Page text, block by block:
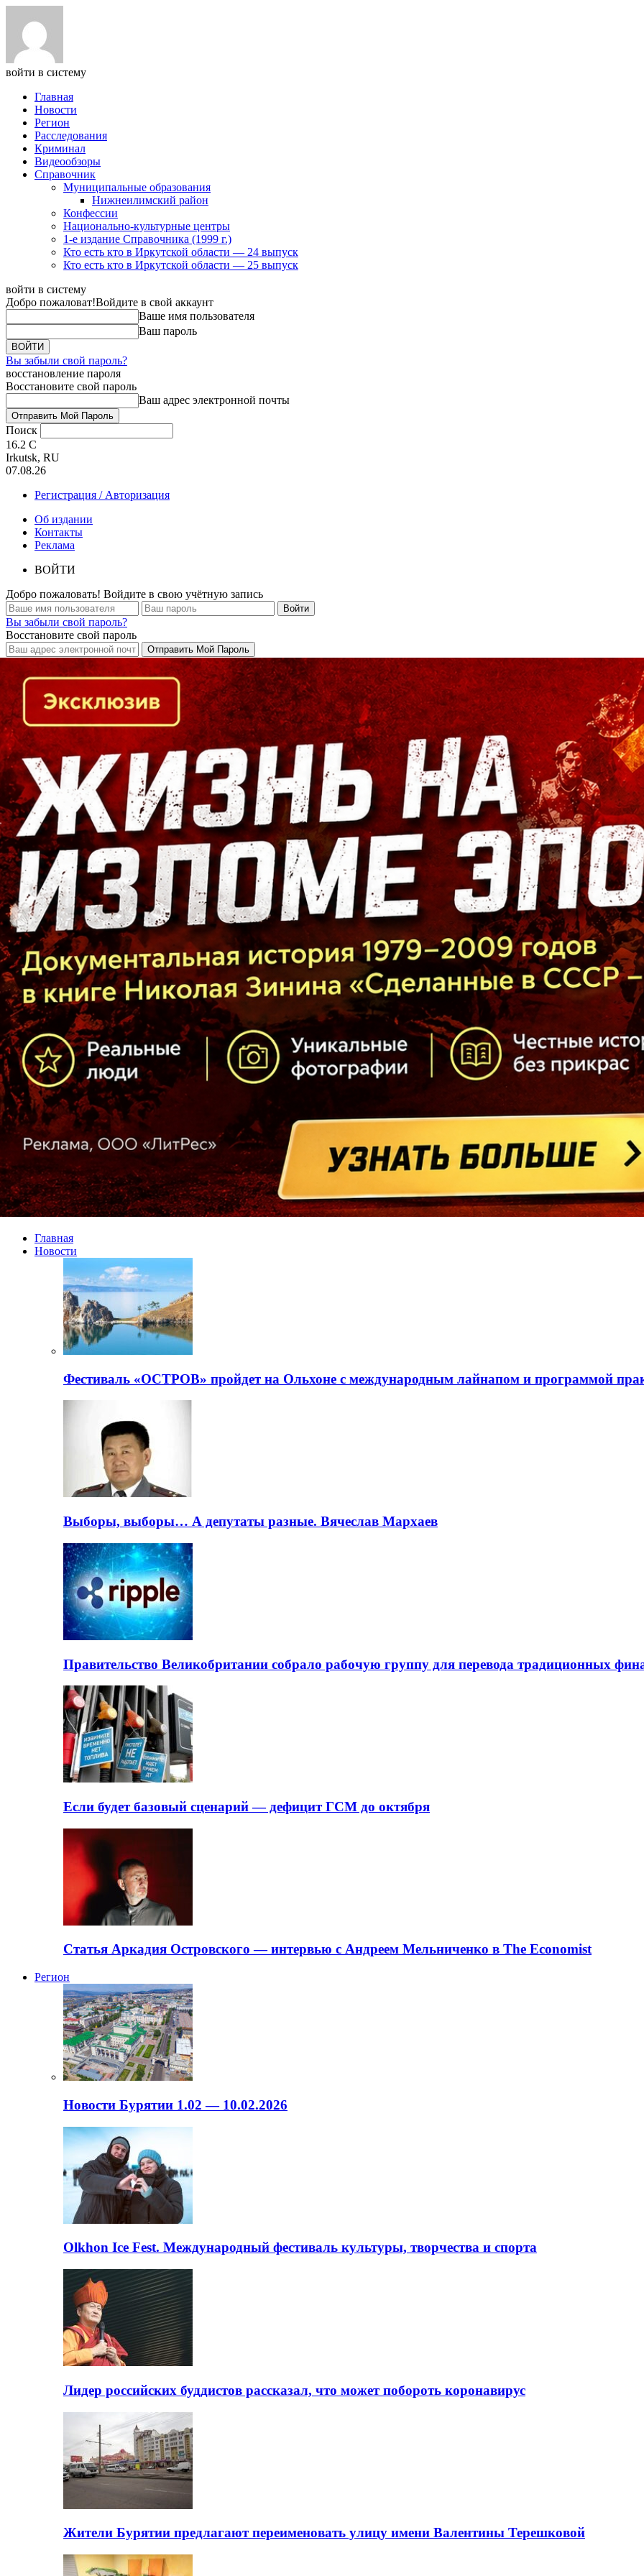
войти в систему
Главная
Новости
Регион
Расследования
Криминал
Видеообзоры
Справочник
Муниципальные образования
Нижнеилимский район
Конфессии
Национально-культурные центры
1-е издание Справочника (1999 г.)
Кто есть кто в Иркутской области — 24 выпуск
Кто есть кто в Иркутской области — 25 выпуск
войти в систему
Добро пожаловат!Войдите в свой аккаунт
Ваше имя пользователя
Ваш пароль
Вы забыли свой пароль?
восстановление пароля
Восстановите свой пароль
Ваш адрес электронной почты
Поиск
16.2 C
Irkutsk, RU
07.08.26
Регистрация / Авторизация
Об издании
Контакты
Реклама
ВОЙТИ
Добро пожаловать! Войдите в свою учётную запись
Вы забыли свой пароль?
Восстановите свой пароль
Кто есть кто в Байкальском регионе
Главная
Новости
Фестиваль «ОСТРОВ» пройдет на Ольхоне с международным лайнапом и программой
Выборы, выборы… А депутаты разные. Вячеслав Мархаев
Правительство Великобритании собрало рабочую группу для перевода традиционных
Если будет базовый сценарий — дефицит ГСМ до октября
Статья Аркадия Островского — интервью с Андреем Мельниченко в The Economist
Регион
Новости Бурятии 1.02 — 10.02.2026
Olkhon Ice Fest. Международный фестиваль культуры, творчества и спорта
Лидер российских буддистов рассказал, что может побороть коронавирус
Жители Бурятии предлагают переименовать улицу имени Валентины Терешковой